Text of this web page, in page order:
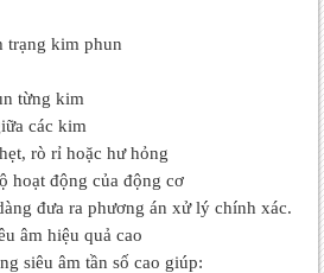
trạng kim phun
từng kim
các kim
rò rỉ hoặc hư hỏng
hoạt động của động cơ
đưa ra phương án xử lý chính xác.
âm hiệu quả cao
siêu âm tần số cao giúp: